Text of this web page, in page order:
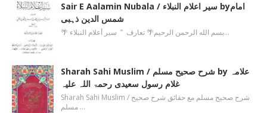
Sair E Aalamin Nubala / سیر اعلام النبلاء byامام
شمس الدین ذہبی
🌴 بسم الله الرحمن الرحیم🌴 تعارف ’’ سیر أعلام النبلاء…
Sharah Sahi Muslim / شرح صحیح مسلم by علامہ
غلام رسول سعیدی رحمۃ اللہ علیہ
Sharah Sahi Muslim / شرح صحیح مسلم مع حقائق شرح صحیح
مسلم …